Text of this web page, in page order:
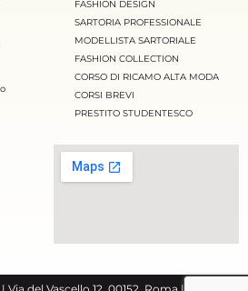
FASHION DESIGN
SARTORIA PROFESSIONALE
MODELLISTA SARTORIALE
FASHION COLLECTION
CORSO DI RICAMO ALTA MODA
CORSI BREVI
PRESTITO STUDENTESCO